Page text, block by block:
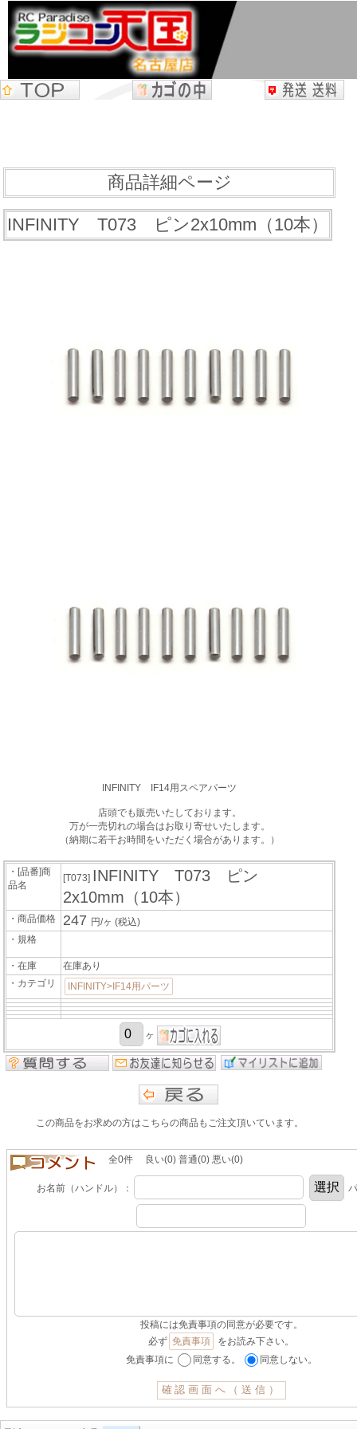
商品詳細ページ
INFINITY T073 ピン2x10mm（10本）
INFINITY IF14用スペアパーツ
店頭でも販売いたしております。
万が一売切れの場合はお取り寄せいたします。
（納期に若干お時間をいただく場合があります。）
・[品番]商
品名
[T073] INFINITY T073 ピン
2x10mm（10本）
・商品価格 247 円/ヶ(税込)
・規格
・在庫
在庫あり
・カテゴリ
INFINITY>IF14用パーツ
ヶ
この商品をお求めの方はこちらの商品もご注文頂いています。
全0件 良い(0) 普通(0) 悪い(0)
お名前（ハンドル）：
投稿には免責事項の同意が必要です。
必ず 免責事項
をお読み下さい。
免責事項に
同意する。 同意しない。